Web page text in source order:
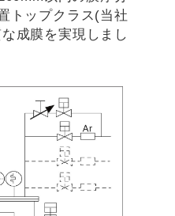
トップクラス(当社
成膜を実現しまし